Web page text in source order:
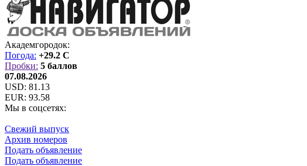
Академгородок:
Погода: +29.2 C
Пробки: 5 баллов
07.08.2026
USD: 81.13
EUR: 93.58
Мы в соцсетях:
Свежий выпуск
Архив номеров
Подать объявление
Подать объявление